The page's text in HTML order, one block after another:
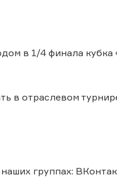
в 1/4 финала кубка
в отраслевом
группах: